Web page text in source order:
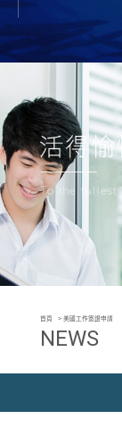
首頁 美國工作簽證申請
NEWS